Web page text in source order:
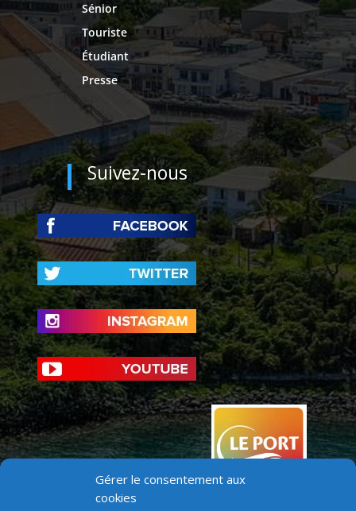
Gérer le consentement aux
cookies
Sénior
Touriste
Étudiant
Presse
Suivez-nous